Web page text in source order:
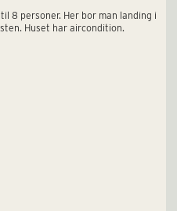
8 personer. Her bor man landing i
Huset har aircondition.